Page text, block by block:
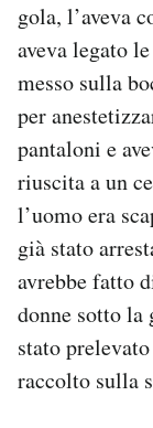
gola, l’aveva
aveva legato
messo sulla
per
pantaloni e
riuscita a un
l’uomo era
già stato
avrebbe fatto
donne sotto la
stato
raccolto sulla